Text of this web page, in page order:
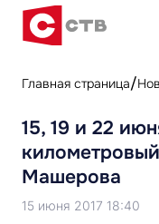
Главная страница
15, 19 и 22
Машерова
15 июня 2017 18:40